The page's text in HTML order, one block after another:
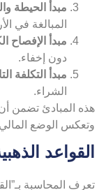
مبدأ الحيطة
المبالغة في الأرباح.
مبدأ الإفصاح
دون إخفاء.
مبدأ التكلفة
الشراء.
المبادئ تضمن أن
الوضع المالي
المحاسبة